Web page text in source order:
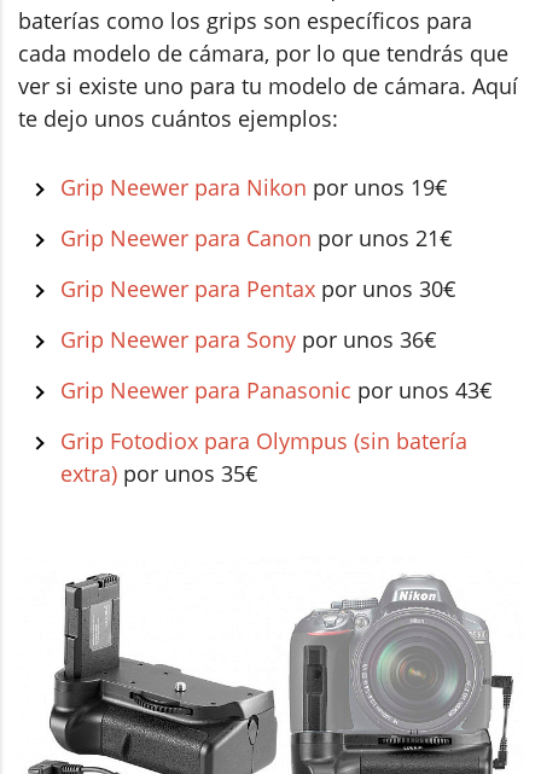
baterías como los grips son específicos para
cada modelo de cámara, por lo que tendrás que
ver si existe uno para tu modelo de cámara. Aquí
te dejo unos cuántos ejemplos:
Grip Neewer para Nikon por unos 19€
Grip Neewer para Canon por unos 21€
Grip Neewer para Pentax por unos 30€
Grip Neewer para Sony por unos 36€
Grip Neewer para Panasonic por unos 43€
Grip Fotodiox para Olympus (sin batería
extra) por unos 35€